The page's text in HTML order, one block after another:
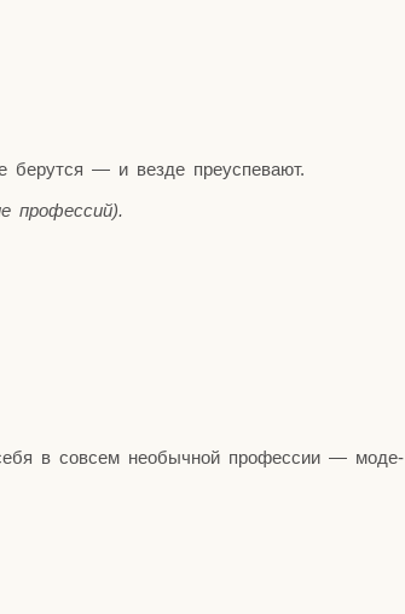
— и вез­де преуспевают.
профессий).
в совсем необыч­ной про­фес­сии — моде­